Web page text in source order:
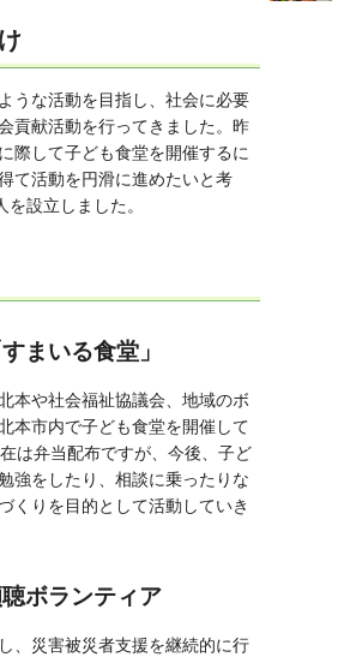
うな活動を目指し、社会に必要
貢献活動を行ってきました。昨
際して子ども食堂を開催するに
て活動を円滑に進めたいと考
設立しました。
まいる食堂」
本や社会福祉協議会、地域のボ
本市内で子ども食堂を開催して
は弁当配布ですが、今後、子ど
強をしたり、相談に乗ったりな
くりを目的として活動していき
ボランティア
、災害被災者支援を継続的に行